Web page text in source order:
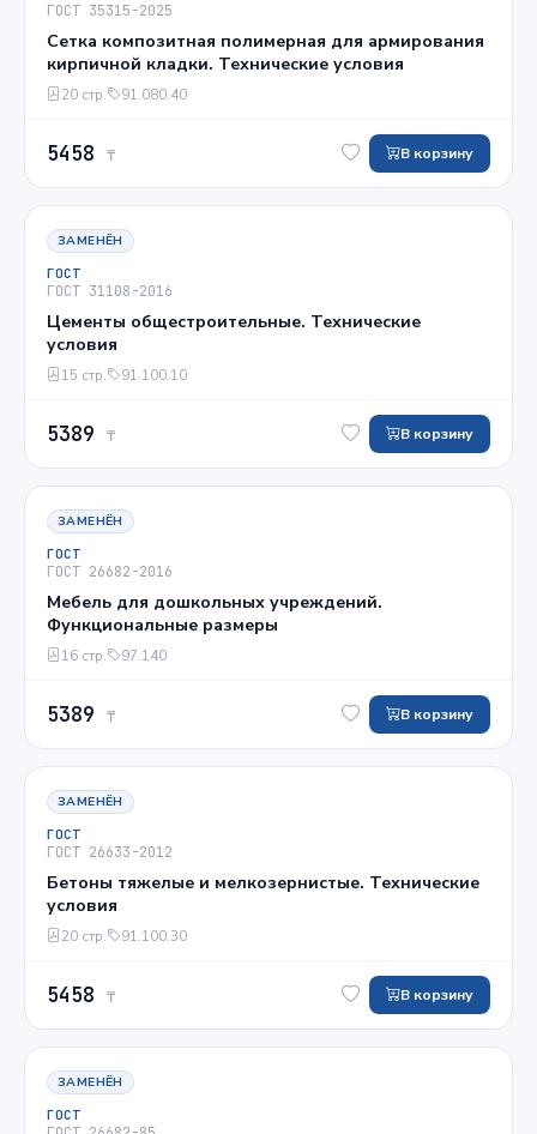
ГОСТ 35315-2025
Сетка композитная полимерная для армирования
кирпичной кладки. Технические условия
20 стр. 91.080.40
5458 ₸ В корзину
ЗАМЕНЁН
ГОСТ
ГОСТ 31108-2016
Цементы общестроительные. Технические
условия
15 стр. 91.100.10
5389 ₸ В корзину
ЗАМЕНЁН
ГОСТ
ГОСТ 26682-2016
Мебель для дошкольных учреждений.
Функциональные размеры
16 стр. 97.140
5389 ₸ В корзину
ЗАМЕНЁН
ГОСТ
ГОСТ 26633-2012
Бетоны тяжелые и мелкозернистые. Технические
условия
20 стр. 91.100.30
5458 ₸ В корзину
ЗАМЕНЁН
ГОСТ